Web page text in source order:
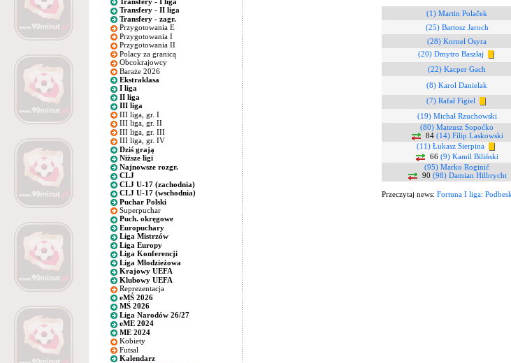
Transfery - II liga
Transfery - zagr.
Przygotowania E
Przygotowania I
Przygotowania II
Polacy za granicą
Obcokrajowcy
Baraże 2026
Ekstraklasa
I liga
II liga
III liga
III liga, gr. I
III liga, gr. II
III liga, gr. III
III liga, gr. IV
Dziś grają
Niższe ligi
Najnowsze rozgr.
CLJ
CLJ U-17 (zachodnia)
CLJ U-17 (wschodnia)
Puchar Polski
Superpuchar
Puch. okręgowe
Europuchary
Liga Mistrzów
Liga Europy
Liga Konferencji
Liga Młodzieżowa
Krajowy UEFA
Klubowy UEFA
Reprezentacja
eMŚ 2026
MŚ 2026
Liga Narodów 26/27
eME 2024
ME 2024
Kobiety
Futsal
Kalendarz
(1) Martin Polaček
(25) Bartosz Jaroch
(28) Kornel Osyra
(20) Dmytro Baszłaj
(22) Kacper Gach
(8) Karol Danielak
(7) Rafał Figiel
(19) Michał Rzuchowski
(80) Mateusz Sopoćko
84 (14) Filip Laskowski
(11) Łukasz Sierpina
66 (9) Kamil Biliński
(95) Marko Roginić
90 (98) Damian Hilbrycht
Przeczytaj news: Fortuna I liga: